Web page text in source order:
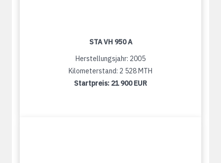
STA VH 950 A
Herstellungsjahr: 2005
Kilometerstand: 2 528 MTH
Startpreis: 21 900 EUR